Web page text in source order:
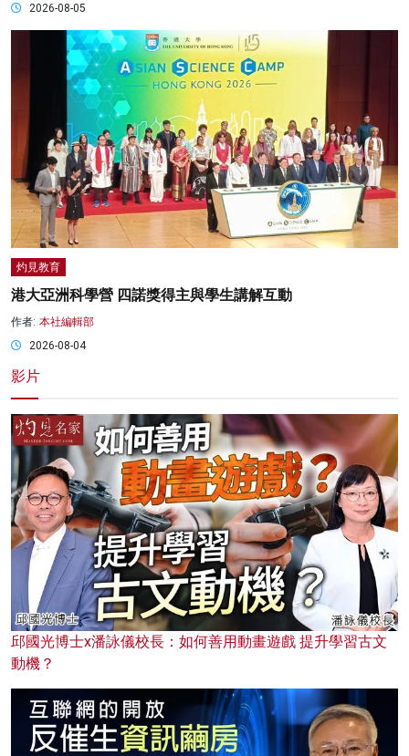
2026-08-05
灼見教育
港大亞洲科學營 四諾獎得主與學生講解互動
作者: 本社編輯部
2026-08-04
影片
邱國光博士x潘詠儀校長：如何善用動畫遊戲 提升學習古文
動機？